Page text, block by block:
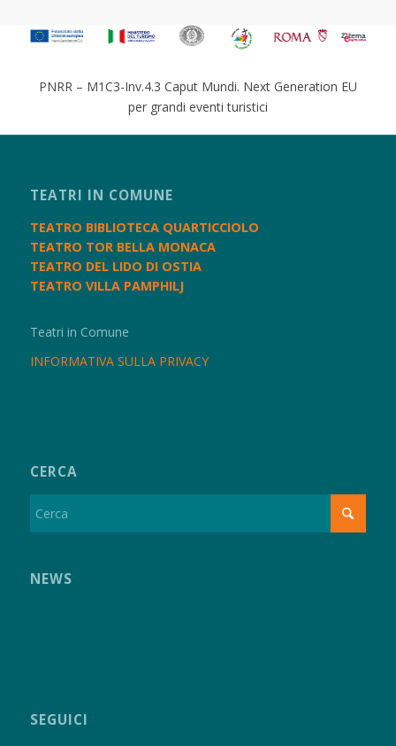
PNRR – M1C3-Inv.4.3 Caput Mundi. Next Generation EU
per grandi eventi turistici
TEATRI IN COMUNE
TEATRO BIBLIOTECA QUARTICCIOLO
TEATRO TOR BELLA MONACA
TEATRO DEL LIDO DI OSTIA
TEATRO VILLA PAMPHILJ
Teatri in Comune
INFORMATIVA SULLA PRIVACY
CERCA
NEWS
SEGUICI